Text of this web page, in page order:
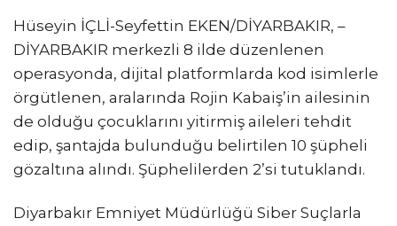
Hüseyin İÇLİ-Seyfettin EKEN/DİYARBAKIR, –
DİYARBAKIR merkezli 8 ilde düzenlenen
operasyonda, dijital platformlarda kod isimlerle
örgütlenen, aralarında Rojin Kabaiş’in ailesinin
de olduğu çocuklarını yitirmiş aileleri tehdit
edip, şantajda bulunduğu belirtilen 10 şüpheli
gözaltına alındı. Şüphelilerden 2’si tutuklandı.
Diyarbakır Emniyet Müdürlüğü Siber Suçlarla